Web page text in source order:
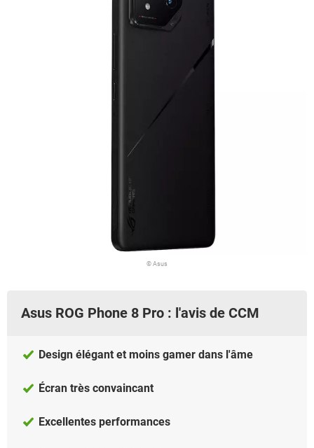
© Asus
Asus ROG Phone 8 Pro : l'avis de CCM
Design élégant et moins gamer dans l'âme
Écran très convaincant
Excellentes performances